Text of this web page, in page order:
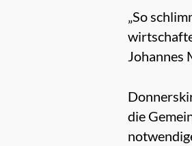
„So
Johannes
die